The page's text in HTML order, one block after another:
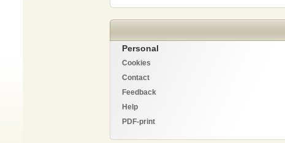
Personal
Cookies
Contact
Feedback
Help
PDF-print